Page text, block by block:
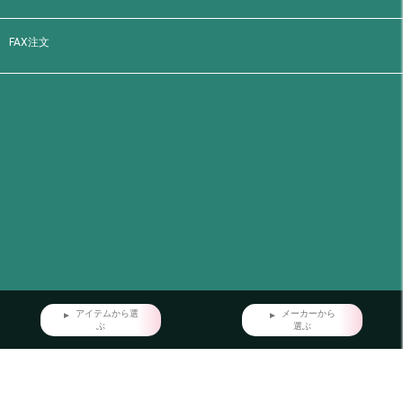
FAX注文
アイテムから選
ぶ
メーカーから
選ぶ